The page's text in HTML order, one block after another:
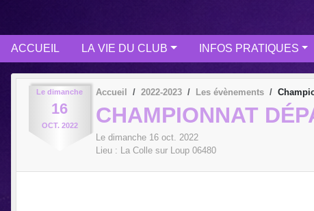
ACCUEIL LA VIE DU CLUB INFOS PRATIQUES
Le dimanche
16
OCT. 2022
Accueil 2022-2023 Les évènements
CHAMPIONNAT
Le dimanche 16 oct. 2022
Lieu : La Colle sur Loup 06480